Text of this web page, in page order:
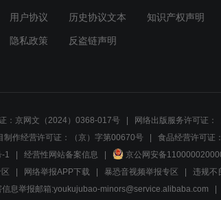
用户协议 历史协议文本 知识产权声明
隐私政策 反盗链声明
：京网文（2024）0368-017号 网络出版服务许可证
制作经营许可证：（京）字第00670号 食品经营许可证
-1 经营性网站备案信息 京公网安备
网络举报APP下载 暴恐音视频举报专区
违规不
信息举报邮箱:youkujubao-minors@service.alibaba.com